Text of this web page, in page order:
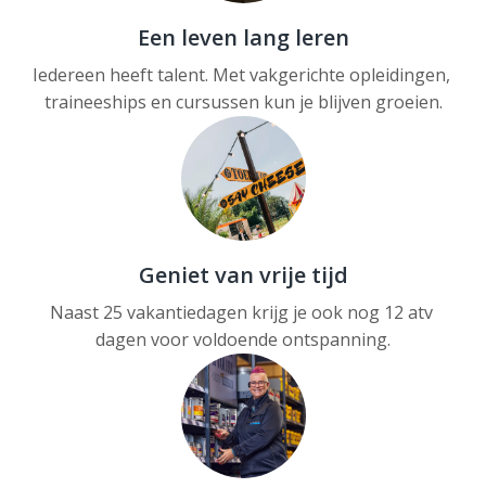
Een leven lang leren
Iedereen heeft talent. Met vakgerichte opleidingen,
traineeships en cursussen kun je blijven groeien.
Geniet van vrije tijd
Naast 25 vakantiedagen krijg je ook nog 12 atv
dagen voor voldoende ontspanning.